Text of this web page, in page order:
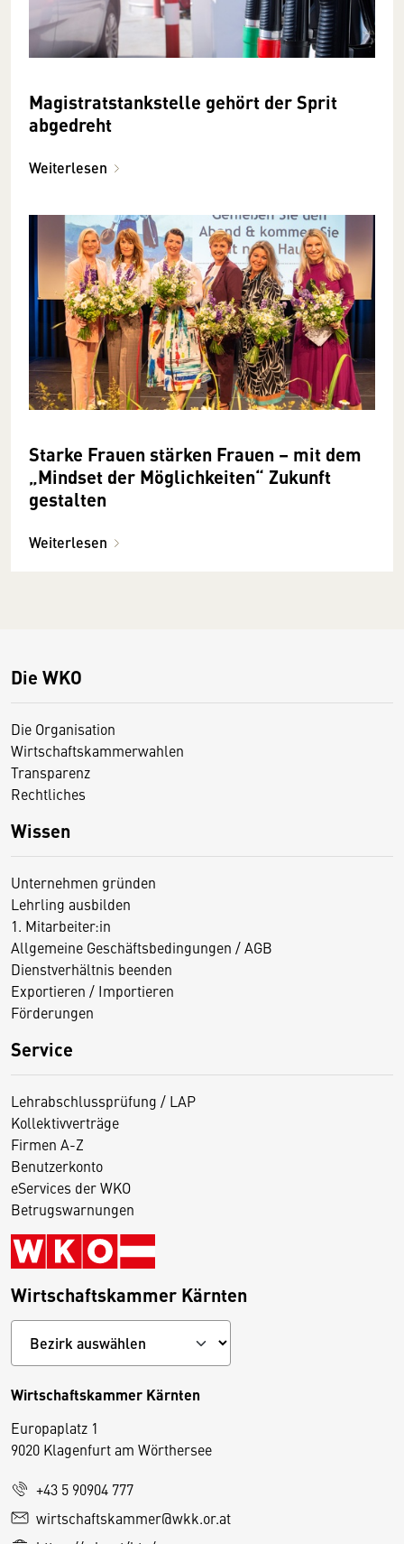
Magistratstankstelle gehört der Sprit
abgedreht
Weiterlesen
Starke Frauen stärken Frauen – mit dem
„Mindset der Möglichkeiten“ Zukunft
gestalten
Weiterlesen
Die WKO
Die Organisation
Wirtschaftskammerwahlen
Transparenz
Rechtliches
Wissen
Unternehmen gründen
Lehrling ausbilden
1. Mitarbeiter:in
Allgemeine Geschäftsbedingungen / AGB
Dienstverhältnis beenden
Exportieren / Importieren
Förderungen
Service
Lehrabschlussprüfung / LAP
Kollektivverträge
Firmen A-Z
Benutzerkonto
eServices der WKO
Betrugswarnungen
Wirtschaftskammer Kärnten
Wirtschaftskammer Kärnten
Europaplatz 1
9020 Klagenfurt am Wörthersee
+43 5 90904 777
wirtschaftskammer@wkk.or.at
D